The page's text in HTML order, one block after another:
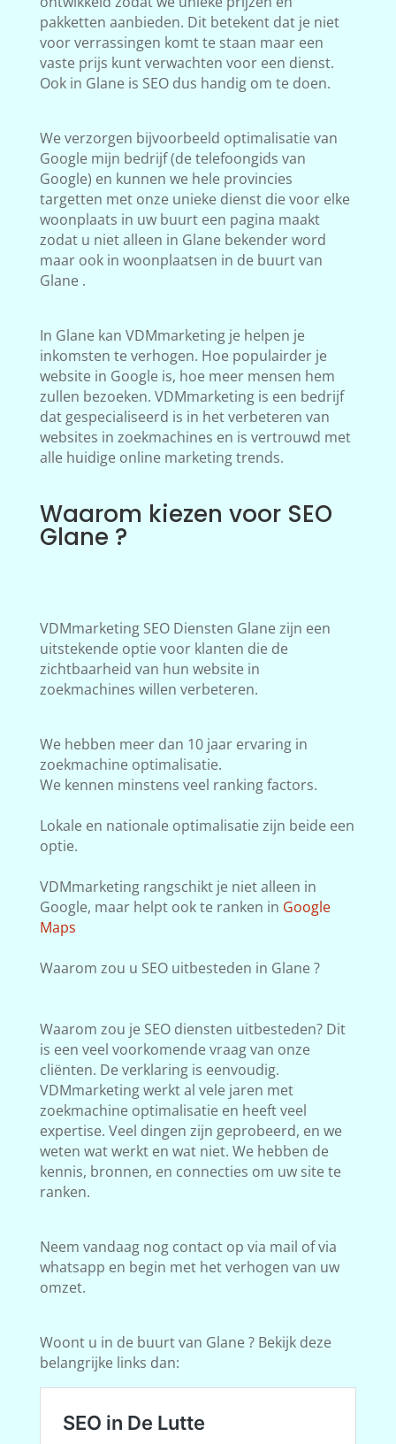
pakketten aanbieden. Dit betekent dat je niet
voor verrassingen komt te staan maar een
vaste prijs kunt verwachten voor een dienst.
Ook in Glane is SEO dus handig om te doen.
We verzorgen bijvoorbeeld optimalisatie van
Google mijn bedrijf (de telefoongids van
Google) en kunnen we hele provincies
targetten met onze unieke dienst die voor elke
woonplaats in uw buurt een pagina maakt
zodat u niet alleen in Glane bekender word
maar ook in woonplaatsen in de buurt van
Glane .
In Glane kan VDMmarketing je helpen je
inkomsten te verhogen. Hoe populairder je
website in Google is, hoe meer mensen hem
zullen bezoeken. VDMmarketing is een bedrijf
dat gespecialiseerd is in het verbeteren van
websites in zoekmachines en is vertrouwd met
alle huidige online marketing trends.
Waarom kiezen voor SEO
Glane ?
VDMmarketing SEO Diensten Glane zijn een
uitstekende optie voor klanten die de
zichtbaarheid van hun website in
zoekmachines willen verbeteren.
We hebben meer dan 10 jaar ervaring in
zoekmachine optimalisatie.
We kennen minstens veel ranking factors.
Lokale en nationale optimalisatie zijn beide een
optie.
VDMmarketing rangschikt je niet alleen in
Google, maar helpt ook te ranken in Google
Maps
Waarom zou u SEO uitbesteden in Glane ?
Waarom zou je SEO diensten uitbesteden? Dit
is een veel voorkomende vraag van onze
cliënten. De verklaring is eenvoudig.
VDMmarketing werkt al vele jaren met
zoekmachine optimalisatie en heeft veel
expertise. Veel dingen zijn geprobeerd, en we
weten wat werkt en wat niet. We hebben de
kennis, bronnen, en connecties om uw site te
ranken.
Neem vandaag nog contact op via mail of via
whatsapp en begin met het verhogen van uw
omzet.
Woont u in de buurt van Glane ? Bekijk deze
belangrijke links dan: